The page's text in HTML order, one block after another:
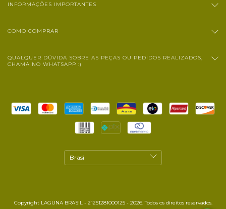
INFORMAÇÕES IMPORTANTES
COMO COMPRAR
QUALQUER DÚVIDA SOBRE AS PEÇAS OU PEDIDOS REALIZADOS,
CHAMA NO WHATSAPP :)
Copyright LAGUNA BRASIL - 21251281000125 - 2026. Todos os direitos reservados.